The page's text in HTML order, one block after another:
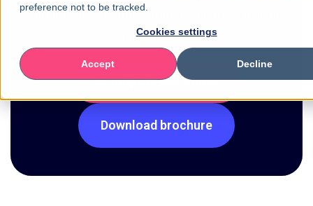
preference not to be tracked.
Cookies settings
Accept Decline
Verbind architectuur, strategie en Agile delivery
binnen SAFe
Incompany aanvragen
Download brochure